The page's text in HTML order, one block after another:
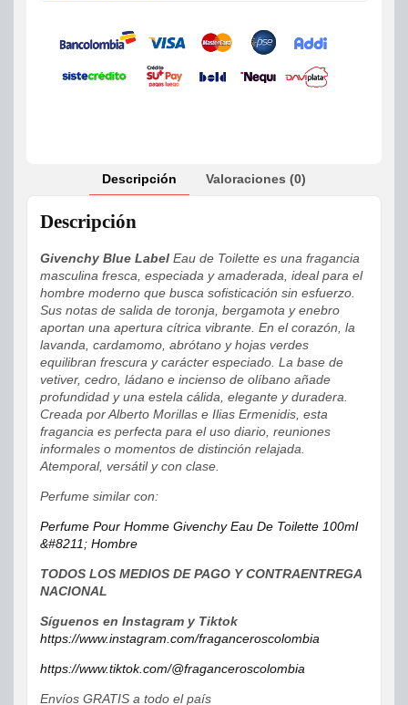
Descripción Valoraciones (0)
Descripción
Givenchy Blue Label Eau de Toilette es una fragancia
masculina fresca, especiada y amaderada, ideal para el
hombre moderno que busca sofisticación sin esfuerzo.
Sus notas de salida de toronja, bergamota y enebro
aportan una apertura cítrica vibrante. En el corazón, la
lavanda, cardamomo, abrótano y hojas verdes
equilibran frescura y carácter especiado. La base de
vetiver, cedro, ládano e incienso de olíbano añade
profundidad y una estela cálida, elegante y duradera.
Creada por Alberto Morillas e Ilias Ermenidis, esta
fragancia es perfecta para el uso diario, reuniones
informales o momentos de distinción relajada.
Atemporal, versátil y con clase.
Perfume similar con:
Perfume Pour Homme Givenchy Eau De Toilette 100ml
&#8211; Hombre
TODOS LOS MEDIOS DE PAGO Y CONTRAENTREGA
NACIONAL
Síguenos en Instagram y Tiktok
https://www.instagram.com/fraganceroscolombia
https://www.tiktok.com/@fraganceroscolombia
Envíos GRATIS a todo el país